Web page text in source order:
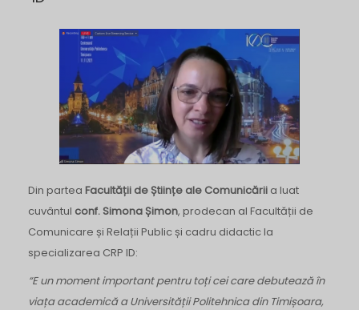
Din partea Facultății de Științe ale Comunicării a luat
cuvântul conf. Simona Șimon, prodecan al Facultății de
Comunicare și Relații Public și cadru didactic la
specializarea CRP ID:
“E un moment important pentru toți cei care debutează în
viața academică a Universității Politehnica din Timișoara,